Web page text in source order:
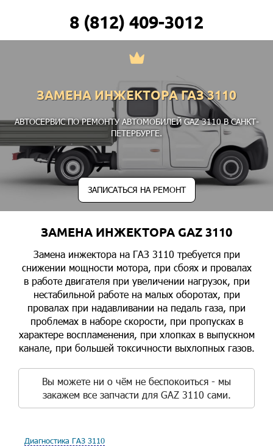
8 (812) 409-3012
ЗАМЕНА ИНЖЕКТОРА ГАЗ 3110
АВТОСЕРВИС ПО РЕМОНТУ АВТОМОБИЛЕЙ GAZ 3110 В САНКТ-
ПЕТЕРБУРГЕ.
ЗАПИСАТЬСЯ НА РЕМОНТ
ЗАМЕНА ИНЖЕКТОРА GAZ 3110
Замена инжектора на ГАЗ 3110 требуется при
снижении мощности мотора, при сбоях и провалах
в работе двигателя при увеличении нагрузок, при
нестабильной работе на малых оборотах, при
провалах при надавливании на педаль газа, при
проблемах в наборе скорости, при пропусках в
характере воспламенения, при хлопках в выпускном
канале, при большей токсичности выхлопных газов.
Вы можете ни о чём не беспокоиться - мы
закажем все запчасти для GAZ 3110 сами.
Диагностика ГАЗ 3110